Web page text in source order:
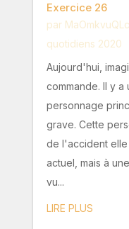
Exercice 26
par MaOmkvuQLc
quotidiens 2020
Aujourd'hui,
commande. Il y a
personnage
grave. Cette
de l'accident elle
actuel, mais à
vu...
LIRE PLUS